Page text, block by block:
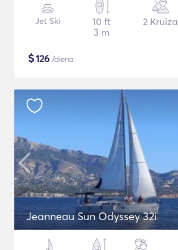
Jet Ski
10 ft
3 m
2 Kruīza
$126 /diena
Jeanneau Sun Odyssey 32i